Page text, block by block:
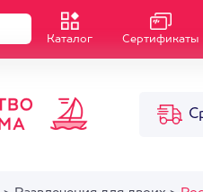
Каталог Сертификаты